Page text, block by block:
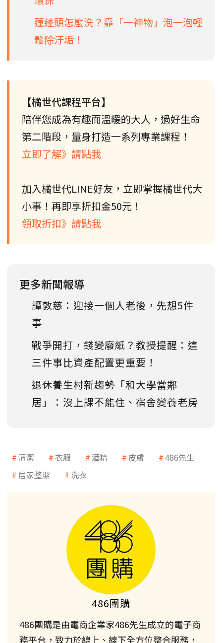
蓮蓬頭怎麼洗？靠「一神物」泡一泡輕
鬆除汙垢！
【橘世代課程平台】
陪伴您成為有趣而溫暖的大人，過好生命
第二階段，量身打造一系列專業課程！
立即了解》請點我
加入橘世代LINE好友，立即掌握橘世代大
小事！再即享折扣金50元！
領取折扣》請點我
更多新聞報導
譚敦慈：迎接一個人老後，先想5件
事
戰爭開打，錢變廢紙？教授提醒：這
三件事比資產配置更重要！
退休養生村新趨勢「和大學當鄰
居」：沒上課不能住、宿舍變養老房
清潔 衣服 酒精 皮膚
486先生
居家整潔
洗衣
486團購
486團購是由電商企業家486先生成立的電子商
務平台，致力於線上、線下全方位整合服務，